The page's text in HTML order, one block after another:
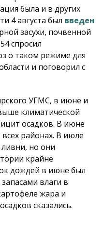
была и в других
4 августа был введен
засухи, почвенной
спросил
о таком режиме для
и поговорил с
УГМС, в июне и
климатической
осадков. В июне
районах. В июле
но они
крайне
дождей в июне был
влаги в
жара и
сказались.